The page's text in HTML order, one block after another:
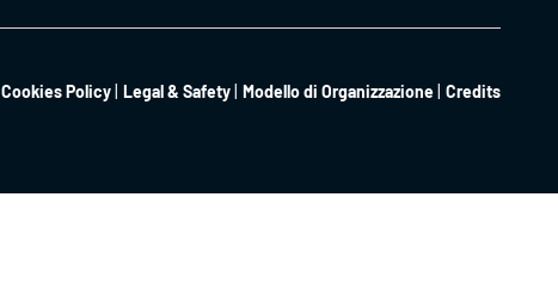
Cookies Policy Legal & Safety Modello di Organizzazione Credits